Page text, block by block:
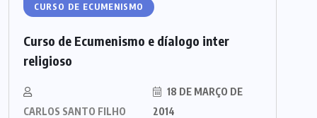
CURSO DE ECUMENISMO
Curso de Ecumenismo e díalogo inter
religioso
CARLOS SANTO FILHO
18 DE MARÇO DE
2014